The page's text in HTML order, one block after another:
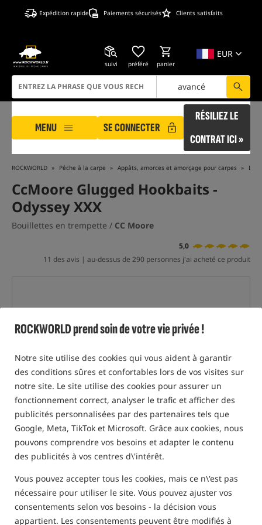
ROCKWORLD prend soin de votre vie privée !
Notre site utilise des cookies qui vous aident à garantir
des conditions sûres et confortables lors de vos visites sur
notre site. Le site utilise des cookies pour assurer un
fonctionnement correct, analyser le trafic et afficher des
publicités personnalisées par des partenaires tels que
Google, Meta, TikTok et Microsoft. Grâce aux cookies, nous
pouvons comprendre vos besoins et adapter le contenu
des publicités à vos centres d\'intérêt.
Vous pouvez accepter tous les cookies, mais ce n\'est pas
nécessaire pour utiliser le site. Vous pouvez ajuster vos
consentements selon vos besoins - la décision vous
appartient. Les consentements peuvent être modifiés à
Expédition rapide Paiements sécurisés Clients satisfaits
EUR
suivi préféré panier
avancé
MENU SE CONNECTER
RÉSILIEZ LE
CONTRAT ICI »
ROCKWORLD Pêche à la carpe Appâts, amorces et amorçage pour carpes
CcMoore Glugged Hookbaits -
Odyssey XXX
Bouillettes en trempette / CC Moore
5,0
11 des avis | au-dessus de 290 personnes j'ai acheté ce produit